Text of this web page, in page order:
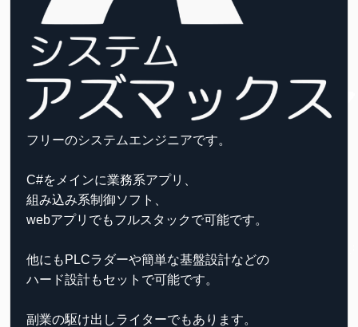
フリーのシステムエンジニアです。
C#をメインに業務系アプリ、
組み込み系制御ソフト、
webアプリでもフルスタックで可能です。
他にもPLCラダーや簡単な基盤設計などの
ハード設計もセットで可能です。
副業の駆け出しライターでもあります。